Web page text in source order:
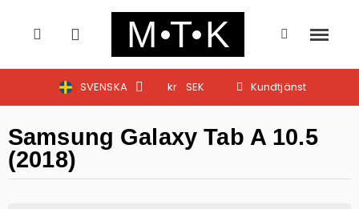
SVENSKA kr SEK Kundtjänst
Samsung Galaxy Tab A 10.5
(2018)